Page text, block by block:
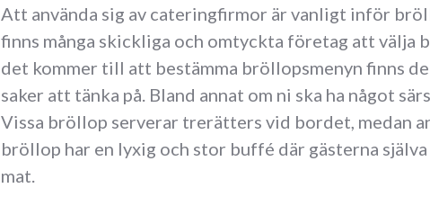
Att använda sig av cateringfirmor är vanligt inför
finns många skickliga och omtyckta företag att välja
det kommer till att bestämma bröllopsmenyn finns
saker att tänka på. Bland annat om ni ska ha något
Vissa bröllop serverar trerätters vid bordet, medan
bröllop har en lyxig och stor buffé där gästerna
mat.